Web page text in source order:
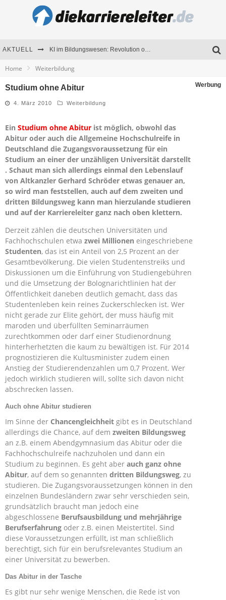
AKTUELL KI im Bildungswesen: Revolution oder Risiko für Schulen und Universitäten?
Home Weiterbildung
Studium ohne Abitur Werbung
4. März 2010 Weiterbildung
Ein Studium ohne Abitur ist möglich, obwohl das
Abitur oder auch die Allgemeine Hochschulreife in
Deutschland die Zugangsvoraussetzung für ein
Studium an einer der unzähligen Universität darstellt
. Schaut man sich allerdings einmal den Lebenslauf
von Altkanzler Gerhard Schröder etwas genauer an,
so wird man feststellen, auch auf dem zweiten und
dritten Bildungsweg kann man hierzulande studieren
und auf der Karriereleiter ganz nach oben klettern.
Derzeit zählen die deutschen Universitäten und
Fachhochschulen etwa zwei Millionen eingeschriebene
Studenten, das ist ein Anteil von 2,5 Prozent an der
Gesamtbevölkerung. Die vielen Studentenstreiks und
Diskussionen um die Einführung von Studiengebühren
und die Umsetzung der Bolognarichtlinien hat der
Öffentlichkeit daneben deutlich gemacht, dass das
Studentenleben kein reines Zuckerschlecken ist. Wer
nicht gerade zur Elite gehört, der muss häufig mit
maroden und überfüllten Seminarräumen
zurechtkommen oder darf einer Studienordnung
hinterherhetzten die kaum zu bewältigen ist. Für 2014
prognostizieren die Kultusminister zudem einen
Anstieg der Studierendenzahlen um 0,7 Prozent. Wer
jedoch wirklich studieren will, sollte sich davon nicht
abschrecken lassen.
Auch ohne Abitur studieren
Im Sinne der Chancengleichheit gibt es in Deutschland
allerdings die Chance, auf dem zweiten Bildungsweg
an z.B. einem Abendgymnasium das Abitur oder die
Fachhochschulreife nachzuholen und dann ein
Studium zu beginnen. Es geht aber auch ganz ohne
Abitur, auf dem so genannten dritten Bildungsweg, zu
studieren. Die Zugangsvoraussetzungen können in den
einzelnen Bundesländern zwar sehr verschieden sein,
grundsätzlich braucht man jedoch eine
abgeschlossene Berufsausbildung und mehrjährige
Berufserfahrung oder z.B. einen Meistertitel. Sind
diese Voraussetzungen erfüllt, ist man schließlich
berechtigt, sich für ein berufsrelevantes Studium an
einer Universität zu bewerben.
Das Abitur in der Tasche
Es gibt nur sehr wenige Menschen, die Rede ist von